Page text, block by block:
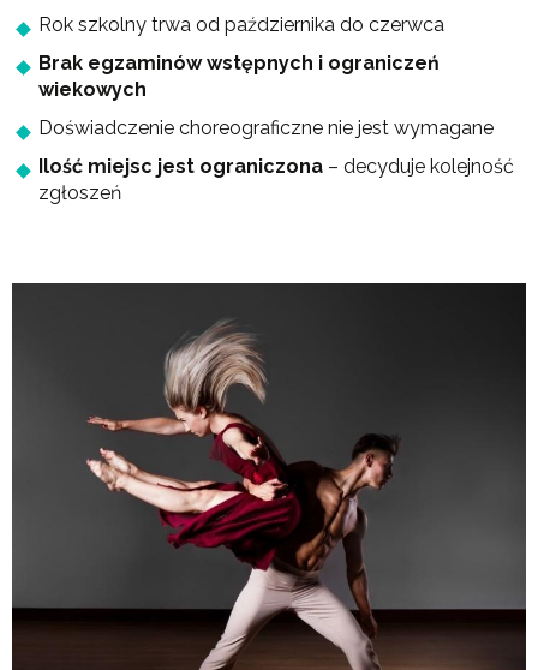
Rok szkolny trwa od października do czerwca
Brak egzaminów wstępnych i ograniczeń
wiekowych
Doświadczenie choreograficzne nie jest wymagane
Ilość miejsc jest ograniczona – decyduje kolejność
zgłoszeń